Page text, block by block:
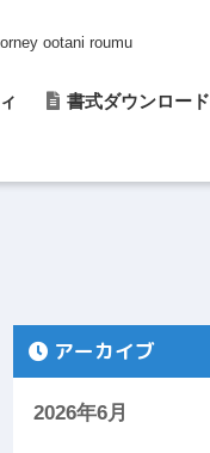
書式ダウンロード
ootani roumu
アーカイブ
2026年6月